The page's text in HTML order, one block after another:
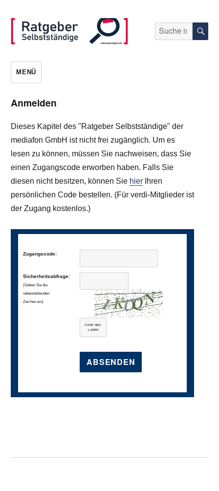
selbststaendigen.info
Suche
nach:
MENÜ
Anmelden
Dieses Kapitel des "Ratgeber Selbstständige" der
mediafon GmbH ist nicht frei zugänglich. Um es
lesen zu können, müssen Sie nachweisen, dass Sie
einen Zugangscode erworben haben. Falls Sie
diesen nicht besitzen, können Sie hier Ihren
persönlichen Code bestellen. (Für verdi-Mitglieder ist
der Zugang kostenlos.)
Zugangscode:
Sicherheitsabfrage:
(Geben Sie die
nebenstehenden
Zeichen ein)
CODE NEU
LADEN